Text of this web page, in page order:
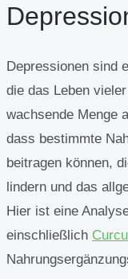
Depressionen sind
die das Leben
wachsende Menge
dass bestimmte
beitragen können,
lindern und das
Hier ist eine
einschließlich